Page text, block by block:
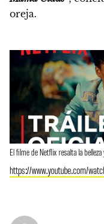
oreja.
El filme de Netflix resalta la
https://www.youtube.com/